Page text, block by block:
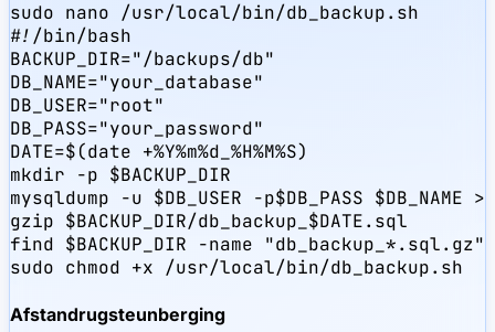
sudo nano /usr/local/bin/db_backup.sh
#!/bin/bash
BACKUP_DIR="/backups/db"
DB_NAME="your_database"
DB_USER="root"
DB_PASS="your_password"
DATE=$(date +%Y%m%d_%H%M%S)
mkdir -p $BACKUP_DIR
mysqldump -u $DB_USER -p$DB_PASS $DB_NAME
gzip $BACKUP_DIR/db_backup_$DATE.sql
find $BACKUP_DIR -name
sudo chmod +x /usr/local/bin/db_backup.sh
Afstandrugsteunberging